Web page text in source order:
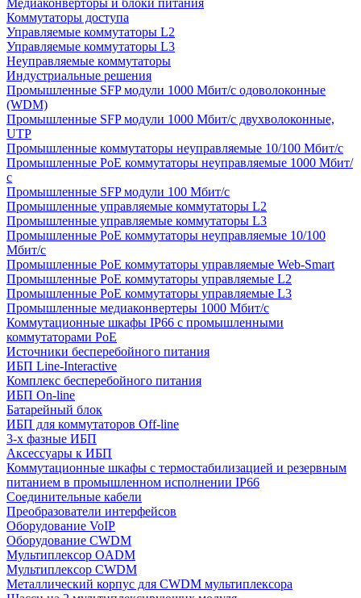
Медиаконверторы и блоки питания
Коммутаторы доступа
Управляемые коммутаторы L2
Управляемые коммутаторы L3
Неуправляемые коммутаторы
Индустриальные решения
Промышленные SFP модули 1000 Мбит/c одоволоконные
(WDM)
Промышленные SFP модули 1000 Мбит/c двухволоконные,
UTP
Промышленные коммутаторы неуправляемые 10/100 Мбит/с
Промышленные PoE коммутаторы неуправляемые 1000 Мбит/
с
Промышленные SFP модули 100 Мбит/c
Промышленные управляемые коммутаторы L2
Промышленные управляемые коммутаторы L3
Промышленные PoE коммутаторы неуправляемые 10/100
Мбит/с
Промышленные PoE коммутаторы управляемые Web-Smart
Промышленные PoE коммутаторы управляемые L2
Промышленные PoE коммутаторы управляемые L3
Промышленные медиаконвертеры 1000 Мбит/с
Коммутационные шкафы IP66 c промышленными
коммутаторами PoE
Источники бесперебойного питания
ИБП Line-Interactive
Комплекс бесперебойного питания
ИБП On-line
Батарейный блок
ИБП для коммутаторов Off-line
3-х фазные ИБП
Аксессуары к ИБП
Коммутационные шкафы с термостабилизацией и резервным
питанием в промышленном исполнении IP66
Соединительные кабели
Преобразователи интерфейсов
Оборудование VoIP
Оборудование CWDM
Мультиплекcор OADM
Мультиплексор CWDM
Металлический корпус для CWDM мультиплексора